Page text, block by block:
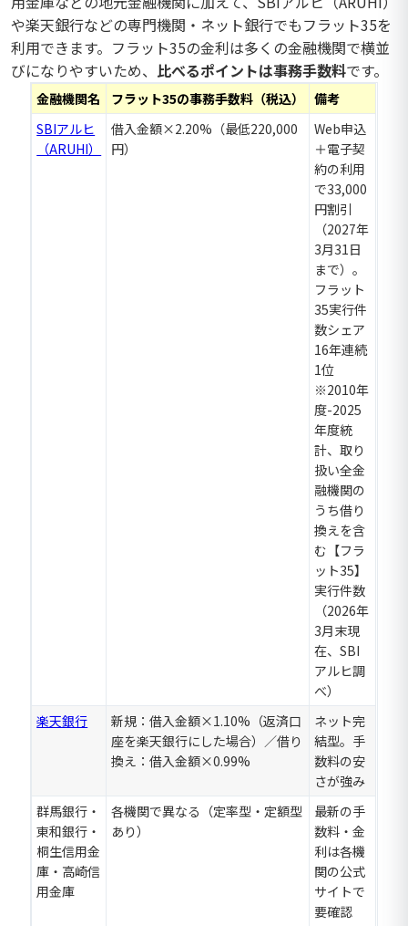
や楽天銀行などの専門機関・ネット銀行でもフラット35を
利用できます。フラット35の金利は多くの金融機関で横並
びになりやすいため、 比べるポイントは事務手数料です。
金融機関名 フラット35の事務手数料（税込）
備考
SBIアルヒ
（ARUHI）
借入金額×2.20%（最低220,000
円）
Web申込
＋電子契
約の利用
で33,000
円割引
（2027年
3月31日
まで）。
フラット
35実行件
数シェア
16年連続
1位
※2010年
度-2025
年度統
計、取り
扱い全金
融機関の
うち借り
換えを含
む【フラ
ット35】
実行件数
（2026年
3月末現
在、SBI
アルヒ調
べ）
楽天銀行
新規：借入金額×1.10%（返済口
座を楽天銀行にした場合）／借り
換え：借入金額×0.99%
ネット完
結型。手
数料の安
さが強み
群馬銀行・
東和銀行・
桐生信用金
庫・高崎信
用金庫
各機関で異なる（定率型・定額型
あり）
最新の手
数料・金
利は各機
関の公式
サイトで
要確認